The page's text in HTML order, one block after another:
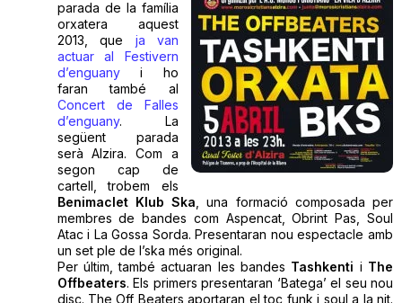
parada de la família
orxatera aquest
2013, que ja van
actuar al Festivern
d’enguanyi ho
faran també al
Concert de Falles
d’enguany. La
següent parada
serà Alzira. Com a
segon cap de
cartell, trobem els
Benimaclet Klub Ska , una formació composada per
membres de bandes com Aspencat, Obrint Pas, Soul
Atac i La Gossa Sorda. Presentaran nou espectacle amb
un set ple de l’ska més original.
Per últim, també actuaran les bandes Tashkenti i The
Offbeaters. Els primers presentaran ‘Batega’ el seu nou
disc. The Off Beaters aportaran el toc funk i soul a la nit.